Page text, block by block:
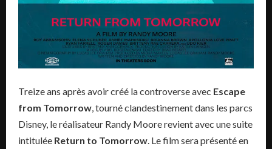
Treize ans après avoir créé la controverse avec Escape
from Tomorrow, tourné clandestinement dans les parcs
Disney, le réalisateur Randy Moore revient avec une suite
intitulée Return to Tomorrow. Le film sera présenté en